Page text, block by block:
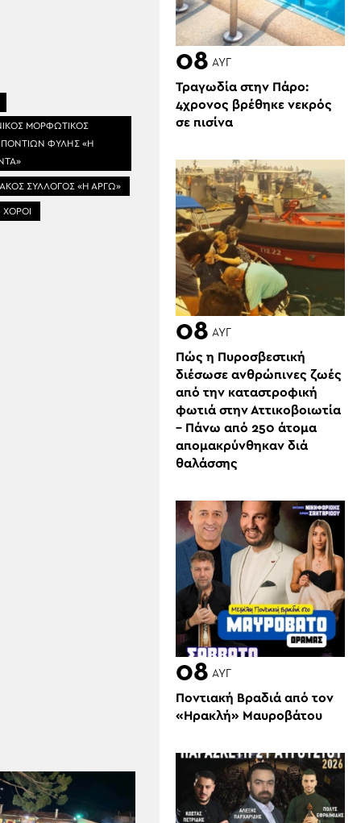
ΜΟΡΦΩΤΙΚΟΣ
ΦΥΛΗΣ «Η
ΣΥΛΛΟΓΟΣ «Η ΑΡΓΩ»
ΧΟΡΟΙ
08 ΑΥΓ
Τραγωδία στην Πάρο:
4χρονος βρέθηκε νεκρός
σε πισίνα
08 ΑΥΓ
Πώς η Πυροσβεστική
διέσωσε ανθρώπινες ζωές
από την καταστροφική
φωτιά στην Αττικοβοιωτία
– Πάνω από 250 άτομα
απομακρύνθηκαν διά
θαλάσσης
08 ΑΥΓ
Ποντιακή Βραδιά από τον
«Ηρακλή» Μαυροβάτου